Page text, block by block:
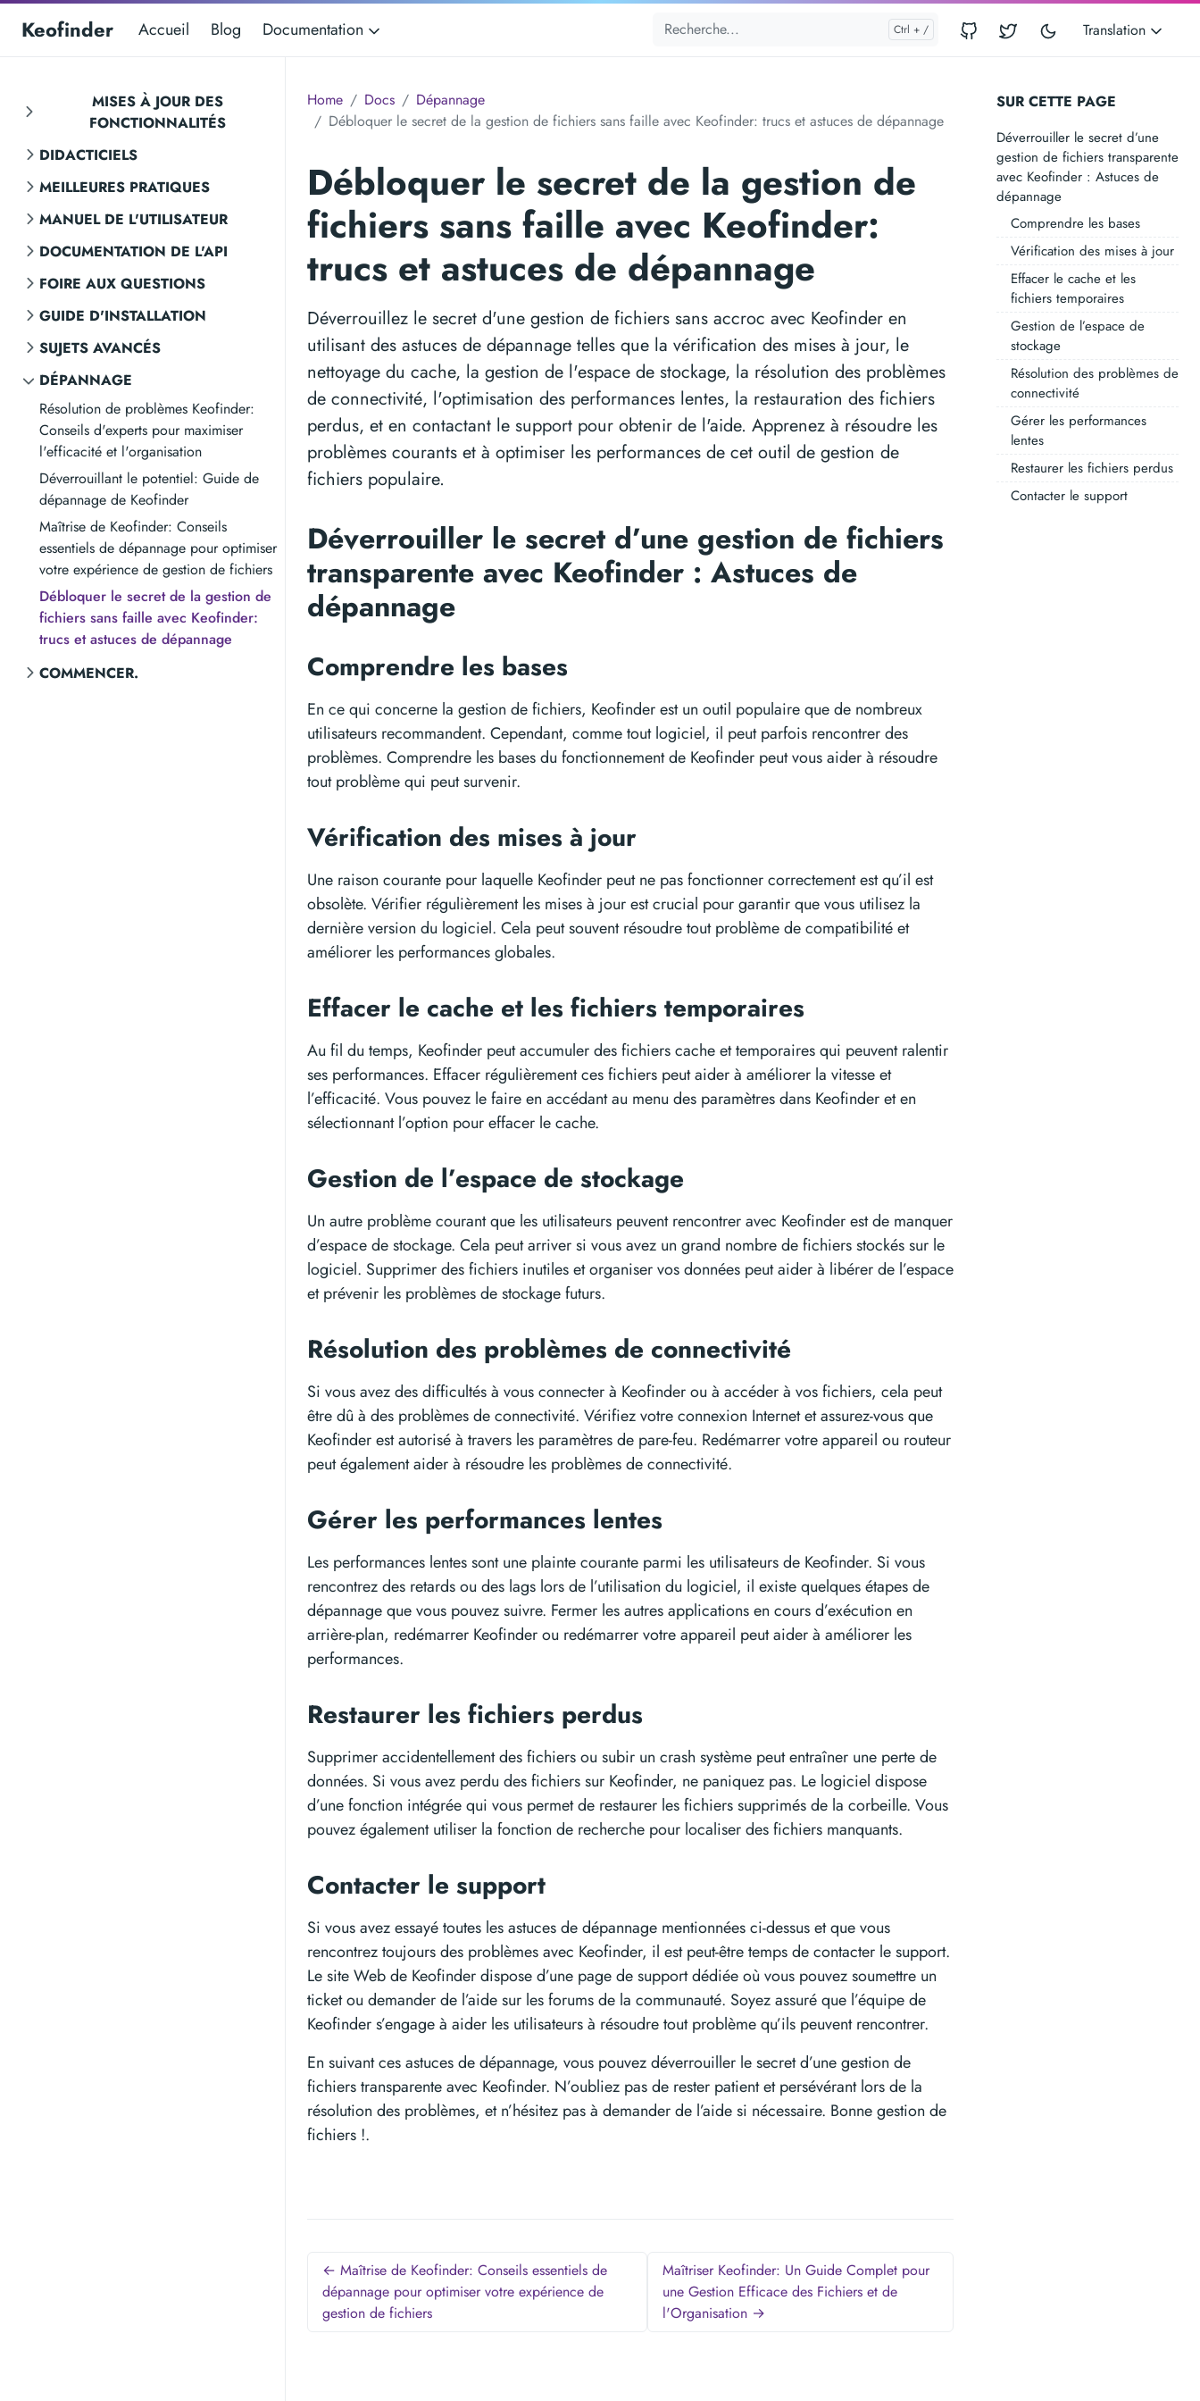
Keofinder Accueil Blog Documentation Translation
MISES À JOUR DES
FONCTIONNALITÉS
DIDACTICIELS
MEILLEURES PRATIQUES
MANUEL DE L'UTILISATEUR
DOCUMENTATION DE L'API
FOIRE AUX QUESTIONS
GUIDE D'INSTALLATION
SUJETS AVANCÉS
DÉPANNAGE
Résolution de problèmes Keofinder:
Conseils d'experts pour maximiser
l'efficacité et l'organisation
Déverrouillant le potentiel: Guide de
dépannage de Keofinder
Maîtrise de Keofinder: Conseils
essentiels de dépannage pour optimiser
votre expérience de gestion de fichiers
Débloquer le secret de la gestion de
fichiers sans faille avec Keofinder:
trucs et astuces de dépannage
COMMENCER.
SUR CETTE PAGE
Déverrouiller le secret d’une
gestion de fichiers transparente
avec Keofinder : Astuces de
dépannage
Comprendre les bases
Vérification des mises à jour
Effacer le cache et les
fichiers temporaires
Gestion de l’espace de
stockage
Résolution des problèmes de
connectivité
Gérer les performances
lentes
Restaurer les fichiers perdus
Contacter le support
Home Docs
Dépannage
Débloquer le secret de la gestion de fichiers sans faille avec Keofinder: trucs et astuces de dépannage
Débloquer le secret de la gestion de
fichiers sans faille avec Keofinder:
trucs et astuces de dépannage
Déverrouillez le secret d'une gestion de fichiers sans accroc avec Keofinder en
utilisant des astuces de dépannage telles que la vérification des mises à jour, le
nettoyage du cache, la gestion de l'espace de stockage, la résolution des problèmes
de connectivité, l'optimisation des performances lentes, la restauration des fichiers
perdus, et en contactant le support pour obtenir de l'aide. Apprenez à résoudre les
problèmes courants et à optimiser les performances de cet outil de gestion de
fichiers populaire.
Déverrouiller le secret d’une gestion de fichiers
transparente avec Keofinder : Astuces de
dépannage
Comprendre les bases
En ce qui concerne la gestion de fichiers, Keofinder est un outil populaire que de nombreux
utilisateurs recommandent. Cependant, comme tout logiciel, il peut parfois rencontrer des
problèmes. Comprendre les bases du fonctionnement de Keofinder peut vous aider à résoudre
tout problème qui peut survenir.
Vérification des mises à jour
Une raison courante pour laquelle Keofinder peut ne pas fonctionner correctement est qu’il est
obsolète. Vérifier régulièrement les mises à jour est crucial pour garantir que vous utilisez la
dernière version du logiciel. Cela peut souvent résoudre tout problème de compatibilité et
améliorer les performances globales.
Effacer le cache et les fichiers temporaires
Au fil du temps, Keofinder peut accumuler des fichiers cache et temporaires qui peuvent ralentir
ses performances. Effacer régulièrement ces fichiers peut aider à améliorer la vitesse et
l’efficacité. Vous pouvez le faire en accédant au menu des paramètres dans Keofinder et en
sélectionnant l’option pour effacer le cache.
Gestion de l’espace de stockage
Un autre problème courant que les utilisateurs peuvent rencontrer avec Keofinder est de manquer
d’espace de stockage. Cela peut arriver si vous avez un grand nombre de fichiers stockés sur le
logiciel. Supprimer des fichiers inutiles et organiser vos données peut aider à libérer de l’espace
et prévenir les problèmes de stockage futurs.
Résolution des problèmes de connectivité
Si vous avez des difficultés à vous connecter à Keofinder ou à accéder à vos fichiers, cela peut
être dû à des problèmes de connectivité. Vérifiez votre connexion Internet et assurez-vous que
Keofinder est autorisé à travers les paramètres de pare-feu. Redémarrer votre appareil ou routeur
peut également aider à résoudre les problèmes de connectivité.
Gérer les performances lentes
Les performances lentes sont une plainte courante parmi les utilisateurs de Keofinder. Si vous
rencontrez des retards ou des lags lors de l’utilisation du logiciel, il existe quelques étapes de
dépannage que vous pouvez suivre. Fermer les autres applications en cours d’exécution en
arrière-plan, redémarrer Keofinder ou redémarrer votre appareil peut aider à améliorer les
performances.
Restaurer les fichiers perdus
Supprimer accidentellement des fichiers ou subir un crash système peut entraîner une perte de
données. Si vous avez perdu des fichiers sur Keofinder, ne paniquez pas. Le logiciel dispose
d’une fonction intégrée qui vous permet de restaurer les fichiers supprimés de la corbeille. Vous
pouvez également utiliser la fonction de recherche pour localiser des fichiers manquants.
Contacter le support
Si vous avez essayé toutes les astuces de dépannage mentionnées ci-dessus et que vous
rencontrez toujours des problèmes avec Keofinder, il est peut-être temps de contacter le support.
Le site Web de Keofinder dispose d’une page de support dédiée où vous pouvez soumettre un
ticket ou demander de l’aide sur les forums de la communauté. Soyez assuré que l’équipe de
Keofinder s’engage à aider les utilisateurs à résoudre tout problème qu’ils peuvent rencontrer.
En suivant ces astuces de dépannage, vous pouvez déverrouiller le secret d’une gestion de
fichiers transparente avec Keofinder. N’oubliez pas de rester patient et persévérant lors de la
résolution des problèmes, et n’hésitez pas à demander de l’aide si nécessaire. Bonne gestion de
fichiers !.
← Maîtrise de Keofinder: Conseils essentiels de
dépannage pour optimiser votre expérience de
gestion de fichiers
Maîtriser Keofinder: Un Guide Complet pour
une Gestion Efficace des Fichiers et de
l'Organisation →